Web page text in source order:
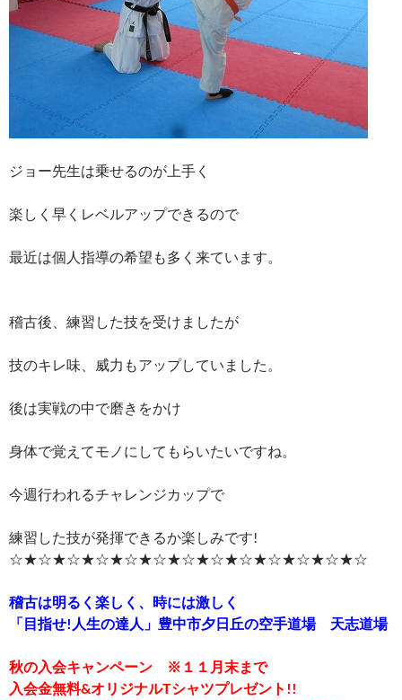
ジョー先生は乗せるのが上手く
楽しく早くレベルアップできるので
最近は個人指導の希望も多く来ています。
稽古後、練習した技を受けましたが
技のキレ味、威力もアップしていました。
後は実戦の中で磨きをかけ
身体で覚えてモノにしてもらいたいですね。
今週行われるチャレンジカップで
練習した技が発揮できるか楽しみです!
☆★☆★☆★☆★☆★☆★☆★☆★☆★☆★☆★☆★☆
稽古は明るく楽しく、時には激しく
「目指せ!人生の達人」豊中市夕日丘の空手道場 天志道場
秋の入会キャンペーン ※１１月末まで
入会金無料&オリジナルTシャツプレゼント!!